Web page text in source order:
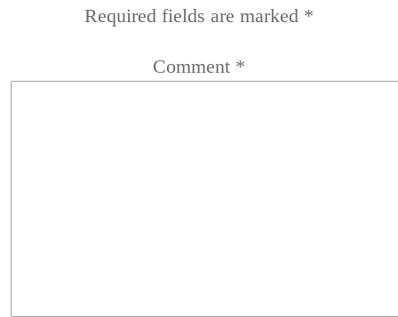
Required fields are marked *
Comment *